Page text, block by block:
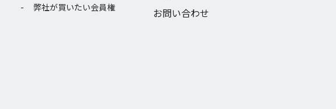
弊社が買いたい会員権
お問い合わせ